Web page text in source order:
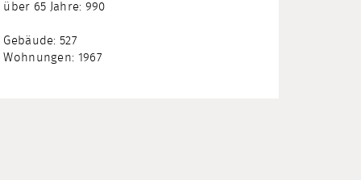
über 65 Jahre: 990
Gebäude: 527
Wohnungen: 1967